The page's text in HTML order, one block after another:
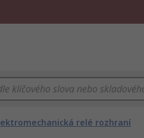
relé rozhraní